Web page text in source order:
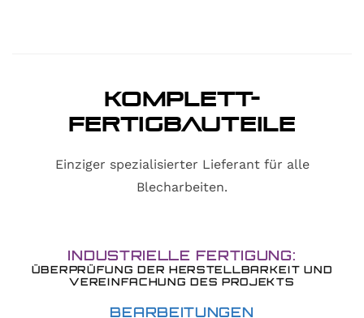
Komplett-
Fertigbauteile
Einziger spezialisierter Lieferant für alle
Blecharbeiten.
INDUSTRIELLE FERTIGUNG:
ÜBERPRÜFUNG DER HERSTELLBARKEIT UND
VEREINFACHUNG DES PROJEKTS
BEARBEITUNGEN